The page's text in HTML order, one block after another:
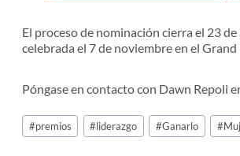
El proceso de nominación cierra el 23
celebrada el 7 de noviembre en el
Póngase en contacto con Dawn Repoli
Post
Tags:
#premios #liderazgo #Ganarlo #